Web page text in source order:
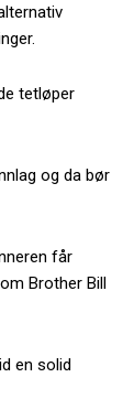
tetløper
og da bør
får
Brother Bill
en solid